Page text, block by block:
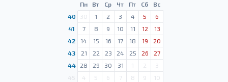
Пн Вт Ср Чт Пт Сб
Вс
40
30 1 2 3 4 5
6
41
7 8 9 10 11 12
13
42
14 15 16 17 18 19
20
43
21 22 23 24 25 26
27
44
28 29 30 31 1 2
3
4 5 6 7 8 9 10